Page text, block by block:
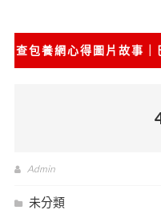
查包養網心得圖片故事｜
Admin
未分類